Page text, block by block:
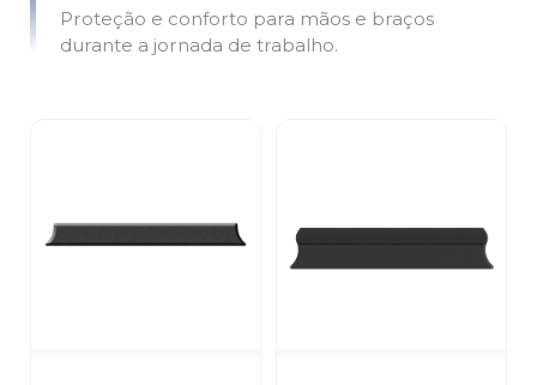
Proteção e conforto para mãos e braços
durante a jornada de trabalho.